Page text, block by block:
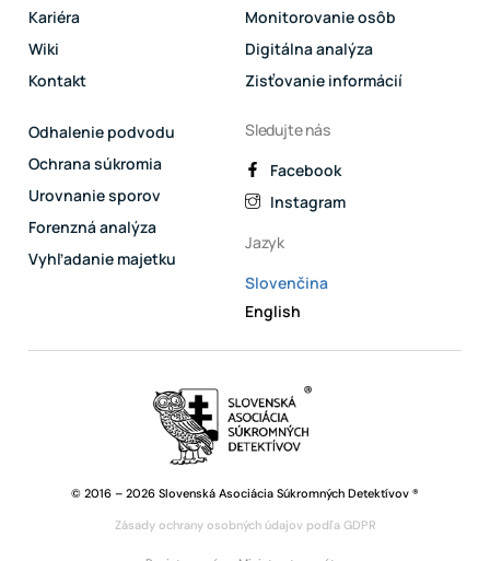
Kariéra
Wiki
Kontakt
Monitorovanie osôb
Digitálna analýza
Zisťovanie informácií
Odhalenie podvodu
Ochrana súkromia
Urovnanie sporov
Forenzná analýza
Vyhľadanie majetku
Sledujte nás
Facebook
Instagram
Jazyk
Slovenčina
English
© 2016 – 2026 Slovenská Asociácia Súkromných Detektívov ®
Zásady ochrany osobných údajov podľa GDPR